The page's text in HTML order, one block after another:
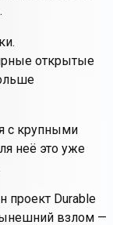
.
открытые
с крупными
неё это уже
проект Durable
взлом —